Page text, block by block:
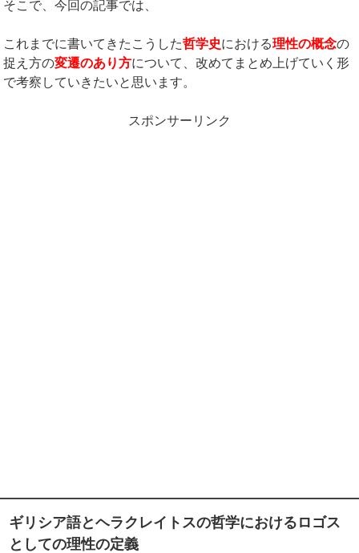
そこで、今回の記事では、
これまでに書いてきたこうした哲学史における理性の概念の
捉え方の変遷のあり方について、改めてまとめ上げていく形
で考察していきたいと思います。
スポンサーリンク
ギリシア語とヘラクレイトスの哲学におけるロゴス
としての理性の定義